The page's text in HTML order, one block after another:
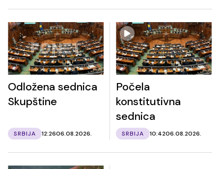
Odložena sednica
Skupštine
SRBIJA 12:2606.08.2026.
Počela
konstitutivna
sednica
SRBIJA 10:4206.08.2026.